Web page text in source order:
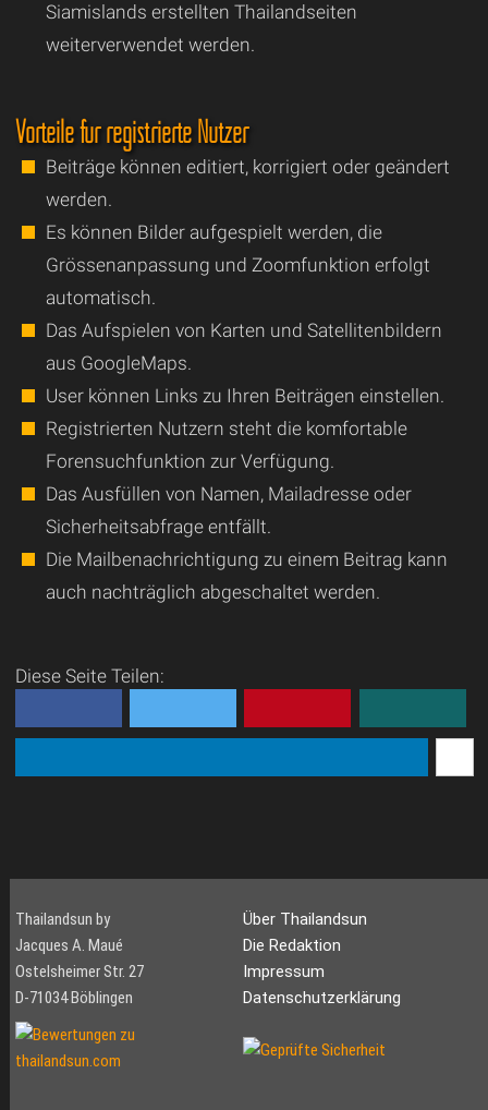
Siamislands erstellten Thailandseiten
weiterverwendet werden.
Vorteile für registrierte Nutzer
Beiträge können editiert, korrigiert oder geändert
werden.
Es können Bilder aufgespielt werden, die
Grössenanpassung und Zoomfunktion erfolgt
automatisch.
Das Aufspielen von Karten und Satellitenbildern
aus GoogleMaps.
User können Links zu Ihren Beiträgen einstellen.
Registrierten Nutzern steht die komfortable
Forensuchfunktion zur Verfügung.
Das Ausfüllen von Namen, Mailadresse oder
Sicherheitsabfrage entfällt.
Die Mailbenachrichtigung zu einem Beitrag kann
auch nachträglich abgeschaltet werden.
Diese Seite Teilen:
Thailandsun by
Jacques A. Maué
Ostelsheimer Str. 27
D-71034 Böblingen
Über Thailandsun
Die Redaktion
Impressum
Datenschutzerklärung